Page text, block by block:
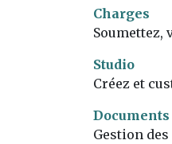
Charges
Soumettez,
Studio
Créez et
Documents
Gestion